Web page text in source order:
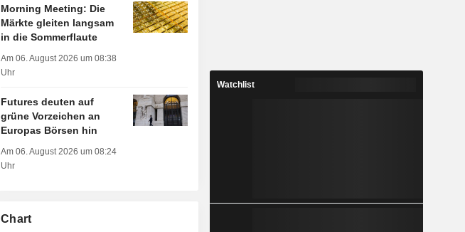
Morning Meeting: Die
Märkte gleiten langsam
in die Sommerflaute
Am 06. August 2026 um 08:38
Uhr
Futures deuten auf
grüne Vorzeichen an
Europas Börsen hin
Am 06. August 2026 um 08:24
Uhr
Chart
Watchlist